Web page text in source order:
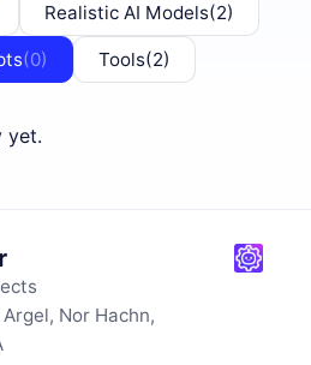
Realistic AI Models(2)
(0) Tools(2)
yet.
Nor Hachn,